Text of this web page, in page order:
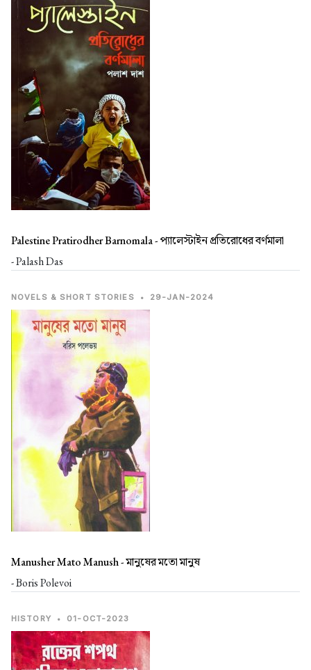
Palestine Pratirodher Barnomala -প্যালেস্টাইন প্রতিরোধের বর্ণমালা
- Palash Das
NOVELS & SHORT STORIES • 29-JAN-2024
Manusher Mato Manush -মানুষের মতো মানুষ
- Boris Polevoi
HISTORY • 01-OCT-2023